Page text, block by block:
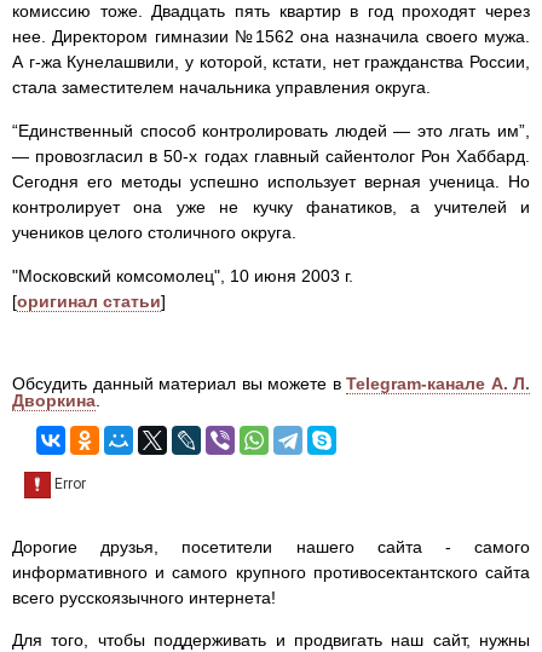
комиссию тоже. Двадцать пять квартир в год проходят через
нее. Директором гимназии №1562 она назначила своего мужа.
А г-жа Кунелашвили, у которой, кстати, нет гражданства России,
стала заместителем начальника управления округа.
“Единственный способ контролировать людей — это лгать им”,
— провозгласил в 50-х годах главный сайентолог Рон Хаббард.
Сегодня его методы успешно использует верная ученица. Но
контролирует она уже не кучку фанатиков, а учителей и
учеников целого столичного округа.
"Московский комсомолец", 10 июня 2003 г.
[оригинал статьи]
Обсудить данный материал вы можете в Telegram-канале А. Л.
Дворкина
Дорогие друзья, посетители нашего сайта - самого
информативного и самого крупного противосектантского сайта
всего русскоязычного интернета!
Для того, чтобы поддерживать и продвигать наш сайт, нужны